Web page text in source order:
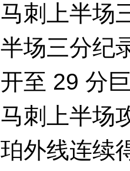
马刺上半场
半场三分纪
开至 29 分
马刺上半场
珀外线连续